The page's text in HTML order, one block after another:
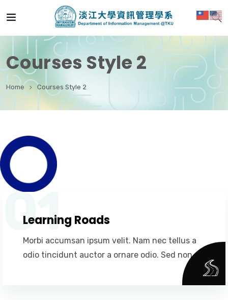
Courses Style 2
Home Courses Style 2
01
Learning Roads
Morbi accumsan ipsum velit. Nam nec tellus a
odio tincidunt auctor a ornare odio. Sed non.